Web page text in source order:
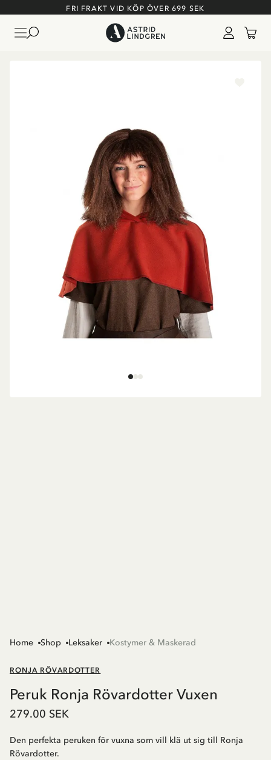
FRI FRAKT VID KÖP ÖVER 699 SEK
Home Shop Leksaker Kostymer & Maskerad
RONJA RÖVARDOTTER
Peruk Ronja Rövardotter Vuxen
279.00 SEK
Den perfekta peruken för vuxna som vill klä ut sig till Ronja
Rövardotter.